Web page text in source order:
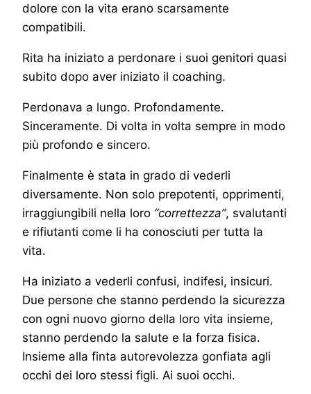
dolore con la vita erano scarsamente
compatibili.
Rita ha iniziato a perdonare i suoi genitori quasi
subito dopo aver iniziato il coaching.
Perdonava a lungo. Profondamente.
Sinceramente. Di volta in volta sempre in modo
più profondo e sincero.
Finalmente è stata in grado di vederli
diversamente. Non solo prepotenti, opprimenti,
irraggiungibili nella loro “correttezza”, svalutanti
e rifiutanti come li ha conosciuti per tutta la
vita.
Ha iniziato a vederli confusi, indifesi, insicuri.
Due persone che stanno perdendo la sicurezza
con ogni nuovo giorno della loro vita insieme,
stanno perdendo la salute e la forza fisica.
Insieme alla finta autorevolezza gonfiata agli
occhi dei loro stessi figli. Ai suoi occhi.